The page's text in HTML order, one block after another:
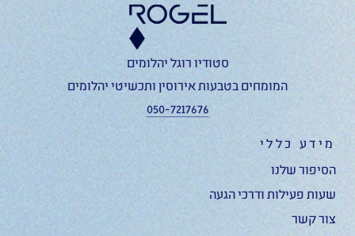
סטודיו רוגל יהלומים
המומחים בטבעות אירוסין ותכשיטי יהלומים
050-7217676
מידע כללי
הסיפור שלנו
שעות פעילות ודרכי הגעה
צור קשר